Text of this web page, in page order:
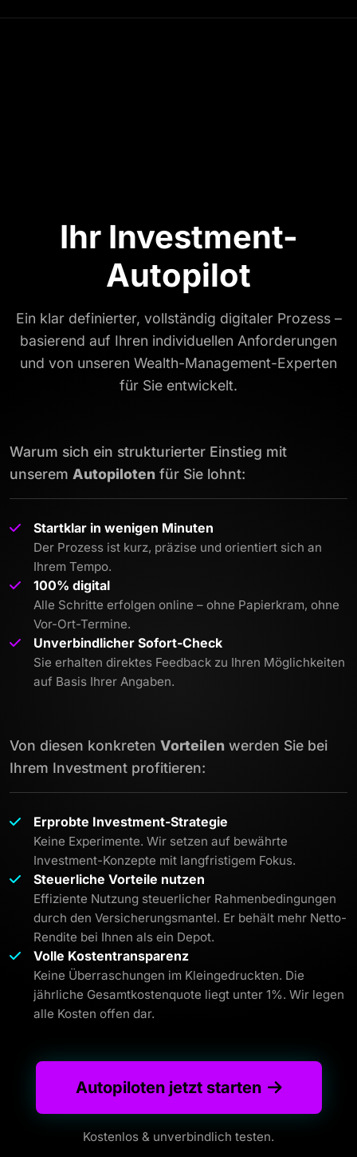
Ihr Investment-
Autopilot
Ein klar definierter, vollständig digitaler Prozess –
basierend auf Ihren individuellen Anforderungen
und von unseren Wealth-Management-Experten
für Sie entwickelt.
Warum sich ein strukturierter Einstieg mit
unserem Autopiloten für Sie lohnt:
Startklar in wenigen Minuten
Der Prozess ist kurz, präzise und orientiert sich an
Ihrem Tempo.
100% digital
Alle Schritte erfolgen online – ohne Papierkram, ohne
Vor-Ort-Termine.
Unverbindlicher Sofort-Check
Sie erhalten direktes Feedback zu Ihren Möglichkeiten
auf Basis Ihrer Angaben.
Von diesen konkreten Vorteilen werden Sie bei
Ihrem Investment profitieren:
Erprobte Investment-Strategie
Keine Experimente. Wir setzen auf bewährte
Investment-Konzepte mit langfristigem Fokus.
Steuerliche Vorteile nutzen
Effiziente Nutzung steuerlicher Rahmenbedingungen
durch den Versicherungsmantel. Er behält mehr Netto-
Rendite bei Ihnen als ein Depot.
Volle Kostentransparenz
Keine Überraschungen im Kleingedruckten. Die
jährliche Gesamtkostenquote liegt unter 1%. Wir legen
alle Kosten offen dar.
Autopiloten jetzt starten
Kostenlos & unverbindlich testen.